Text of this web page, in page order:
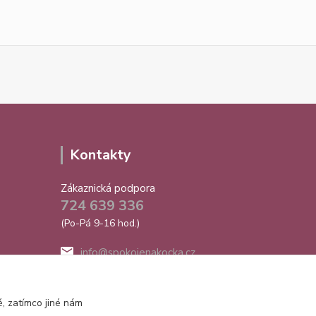
Kontakty
Zákaznická podpora
724 639 336
(Po-Pá 9-16 hod.)
info@spokojenakocka.cz
zatímco jiné nám